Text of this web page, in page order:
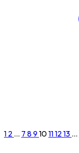
1 2 ... 7 8910111213 ...